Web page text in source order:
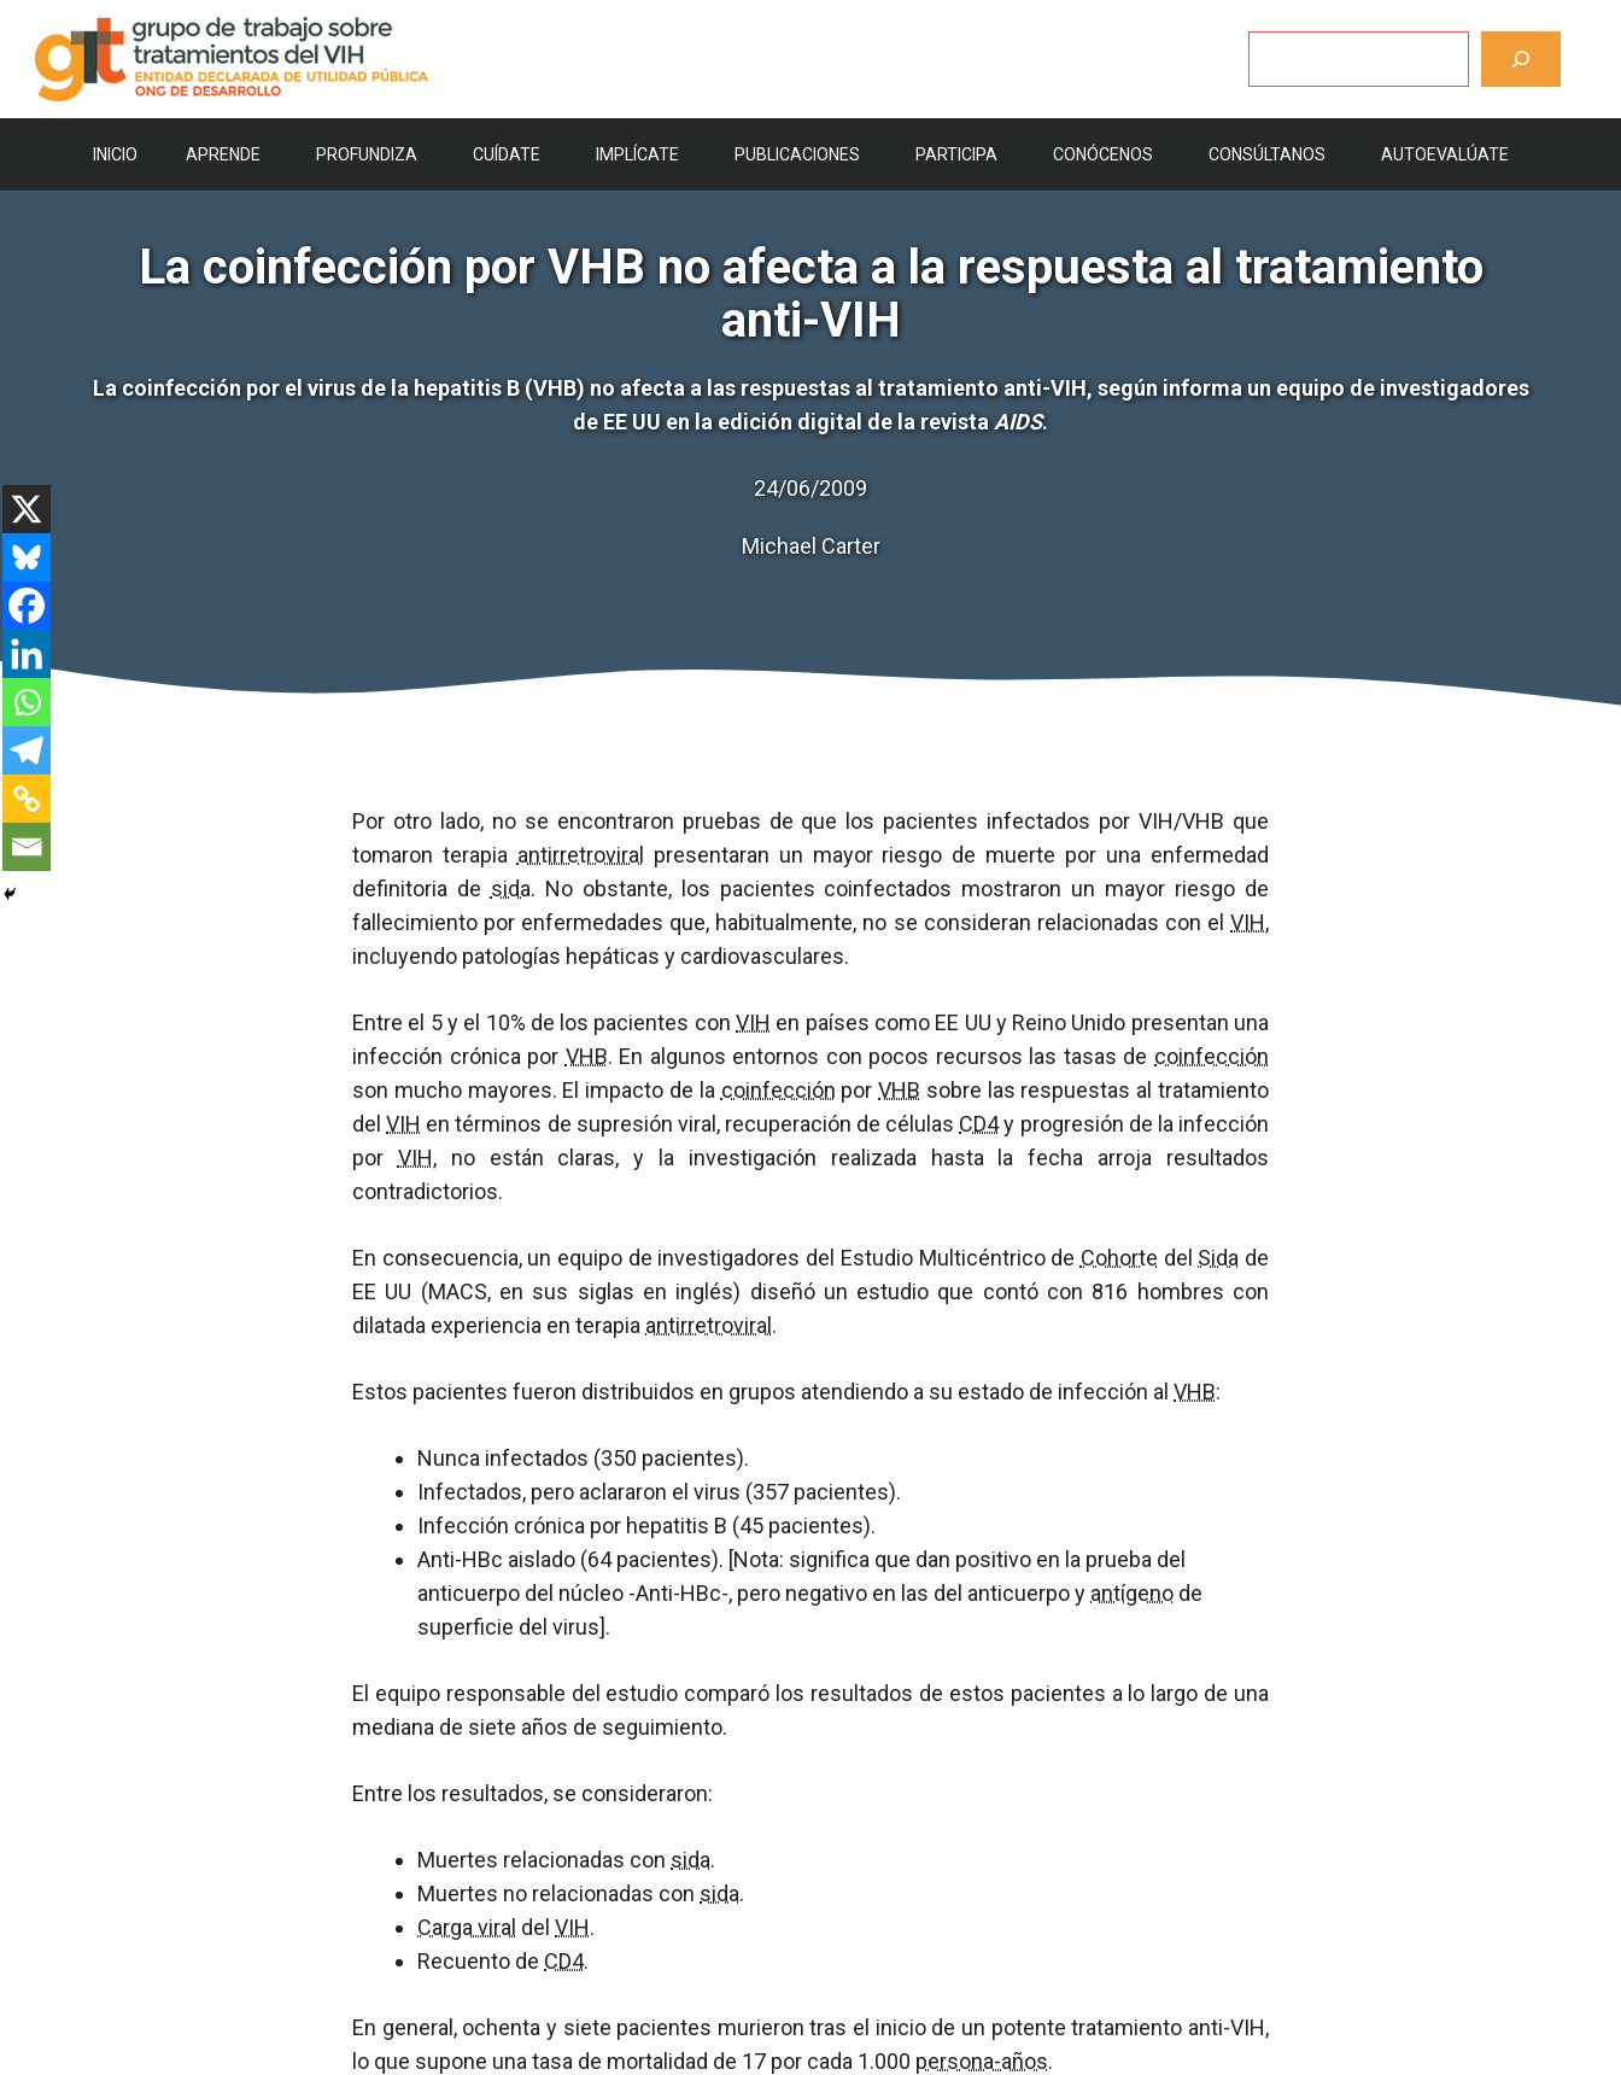
contenido
INICIO APRENDE PROFUNDIZA CUÍDATE IMPLÍCATE PUBLICACIONES PARTICIPA CONÓCENOS CONSÚLTANOS AUTOEVALÚATE
La coinfección por VHB no afecta a la respuesta al tratamiento
anti-VIH
La coinfección por el virus de la hepatitis B (VHB) no afecta a las respuestas al tratamiento anti-VIH, según informa un equipo de investigadores
de EE UU en la edición digital de la revistaAIDS.
24/06/2009
Michael Carter
Por otro lado, no se encontraron pruebas de que los pacientes infectados por VIH/VHB que
tomaron terapia antirretroviral
presentaran un mayor riesgo de muerte por una enfermedad
definitoria de sida. No obstante, los pacientes coinfectados mostraron un mayor riesgo de
fallecimiento por enfermedades que, habitualmente, no se consideran relacionadas con el VIH,
incluyendo patologías hepáticas y cardiovasculares.
Entre el 5 y el 10% de los pacientes con VIH en países como EE UU y Reino Unido presentan una
infección crónica por VHB. En algunos entornos con pocos recursos las tasas de coinfección
son mucho mayores. El impacto de la coinfección porVHB sobre las respuestas al tratamiento
delVIH en términos de supresión viral, recuperación de células CD4y progresión de la infección
por VIH, no están claras, y la investigación realizada hasta la fecha arroja resultados
contradictorios.
En consecuencia, un equipo de investigadores del Estudio Multicéntrico de Cohorte del Sida de
EE UU (MACS, en sus siglas en inglés) diseñó un estudio que contó con 816 hombres con
dilatada experiencia en terapia antirretroviral .
Estos pacientes fueron distribuidos en grupos atendiendo a su estado de infección al VHB:
Nunca infectados (350 pacientes).
Infectados, pero aclararon el virus (357 pacientes).
Infección crónica por hepatitis B (45 pacientes).
Anti-HBc aislado (64 pacientes). [Nota: significa que dan positivo en la prueba del
anticuerpo del núcleo -Anti-HBc-, pero negativo en las del anticuerpo y antígeno de
superficie del virus].
El equipo responsable del estudio comparó los resultados de estos pacientes a lo largo de una
mediana de siete años de seguimiento.
Entre los resultados, se consideraron:
Muertes relacionadas con sida.
Muertes no relacionadas con sida.
Carga viral del VIH.
Recuento de CD4.
En general, ochenta y siete pacientes murieron tras el inicio de un potente tratamiento anti-VIH,
lo que supone una tasa de mortalidad de 17 por cada 1.000 persona-años.